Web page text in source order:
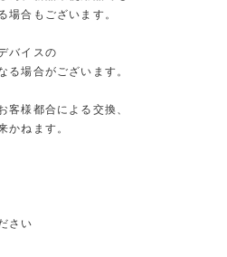
合もございます。
バイスの
場合がございます。
客様都合による交換、
ねます。
さい